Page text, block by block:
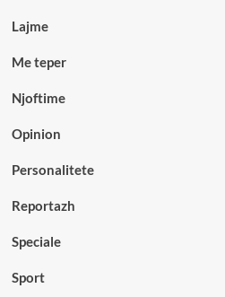
Lajme
Me teper
Njoftime
Opinion
Personalitete
Reportazh
Speciale
Sport